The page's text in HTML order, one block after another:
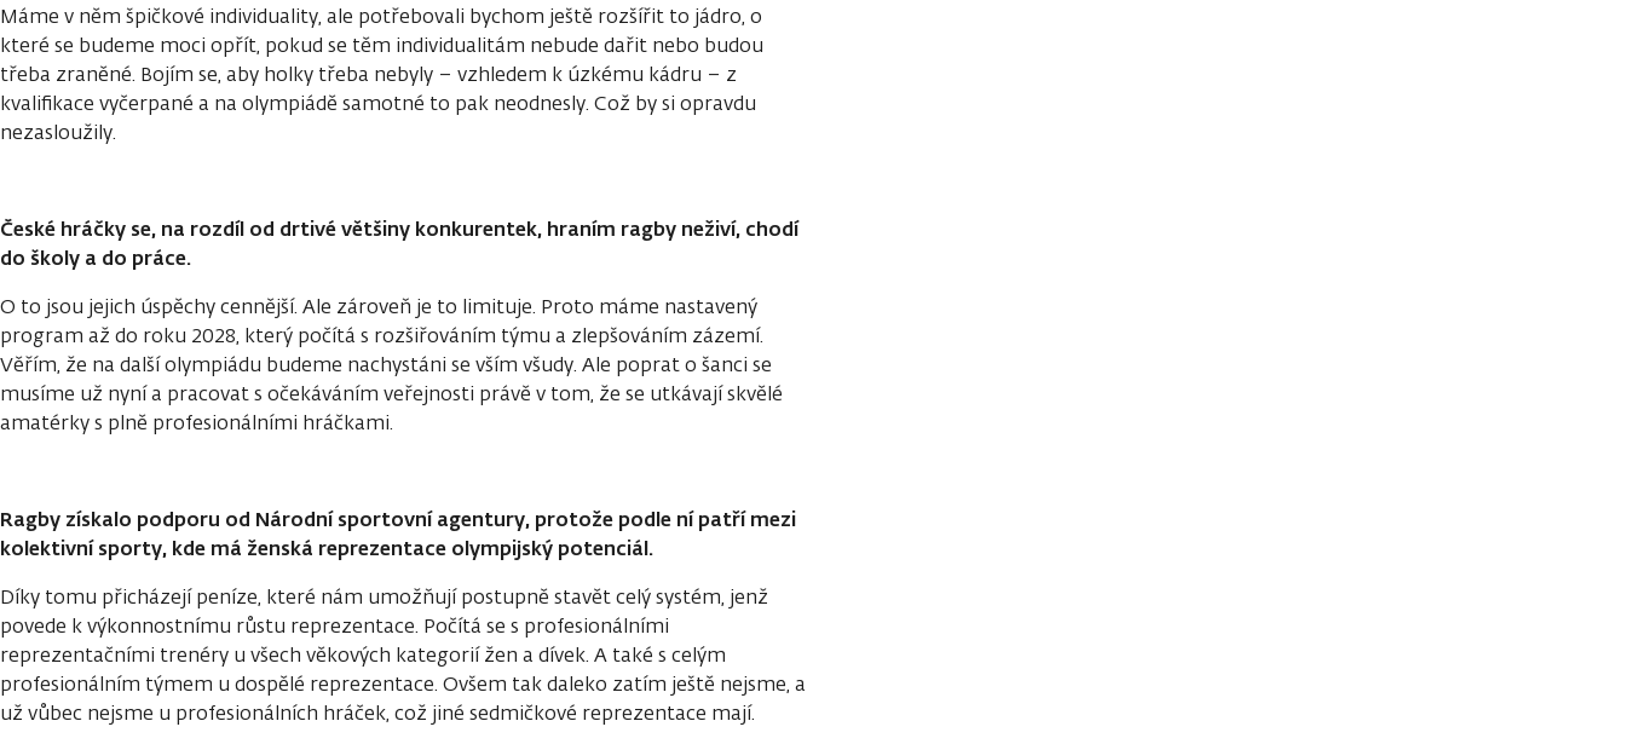
Máme v něm špičkové individuality, ale potřebovali bychom ještě rozšířit to jádro, o
které se budeme moci opřít, pokud se těm individualitám nebude dařit nebo budou
třeba zraněné. Bojím se, aby holky třeba nebyly – vzhledem k úzkému kádru – z
kvalifikace vyčerpané a na olympiádě samotné to pak neodnesly. Což by si opravdu
nezasloužily.
České hráčky se, na rozdíl od drtivé většiny konkurentek, hraním ragby neživí, chodí
do školy a do práce.
O to jsou jejich úspěchy cennější. Ale zároveň je to limituje. Proto máme nastavený
program až do roku 2028, který počítá s rozšiřováním týmu a zlepšováním zázemí.
Věřím, že na další olympiádu budeme nachystáni se vším všudy. Ale poprat o šanci se
musíme už nyní a pracovat s očekáváním veřejnosti právě v tom, že se utkávají skvělé
amatérky s plně profesionálními hráčkami.
Ragby získalo podporu od Národní sportovní agentury, protože podle ní patří mezi
kolektivní sporty, kde má ženská reprezentace olympijský potenciál.
Díky tomu přicházejí peníze, které nám umožňují postupně stavět celý systém, jenž
povede k výkonnostnímu růstu reprezentace. Počítá se s profesionálními
reprezentačními trenéry u všech věkových kategorií žen a dívek. A také s celým
profesionálním týmem u dospělé reprezentace. Ovšem tak daleko zatím ještě nejsme, a
už vůbec nejsme u profesionálních hráček, což jiné sedmičkové reprezentace mají.